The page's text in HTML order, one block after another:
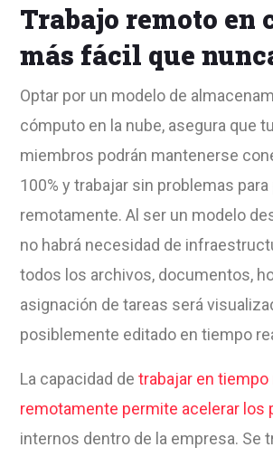
Trabajo remoto en
más fácil que
Optar por un modelo de
cómputo en la nube, asegura que
miembros podrán mantenerse
100% y trabajar sin problemas
remotamente. Al ser un modelo
no habrá necesidad de
todos los archivos, documentos,
asignación de tareas será
posiblemente editado en tiempo
La capacidad de trabajar en tiempo
remotamente permite acelerar los
internos dentro de la empresa. Se